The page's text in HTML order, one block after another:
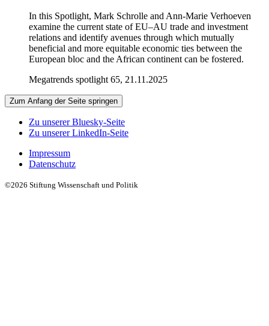
In this Spotlight, Mark Schrolle and Ann-Marie Verhoeven
examine the current state of EU–AU trade and investment
relations and identify avenues through which mutually
beneficial and more equitable economic ties between the
European bloc and the African continent can be fostered.
Megatrends spotlight 65, 21.11.2025
Zum Anfang der Seite springen
Zu unserer Bluesky-Seite
Zu unserer LinkedIn-Seite
Impressum
Datenschutz
©2026 Stiftung Wissenschaft und Politik